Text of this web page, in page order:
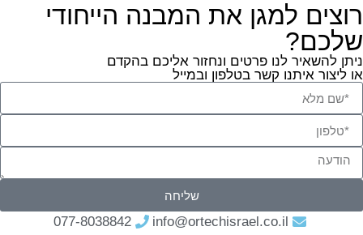
רוצים למגן את המבנה הייחודי
שלכם?
ניתן להשאיר לנו פרטים ונחזור אליכם בהקדם
או ליצור איתנו קשר בטלפון ובמייל
שליחה
info@ortechisrael.co.il
077-8038842